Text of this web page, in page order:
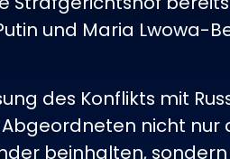
und Maria Lwowa-
des Konflikts mit
nicht nur
beinhalten,